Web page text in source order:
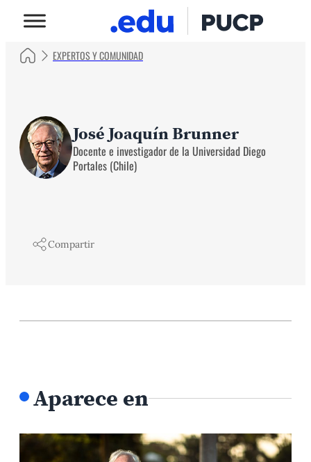
EXPERTOS Y COMUNIDAD
José Joaquín Brunner
Docente e investigador de la Universidad Diego
Portales (Chile)
Compartir
Aparece en